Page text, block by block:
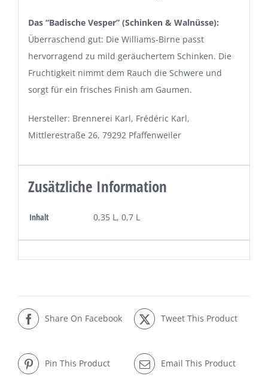
Das “Badische Vesper” (Schinken & Walnüsse):
Überraschend gut: Die Williams-Birne passt
hervorragend zu mild geräuchertem Schinken. Die
Fruchtigkeit nimmt dem Rauch die Schwere und
sorgt für ein frisches Finish am Gaumen.
Hersteller: Brennerei Karl, Frédéric Karl,
Mittlerestraße 26, 79292 Pfaffenweiler
Zusätzliche Information
Inhalt 0,35 L, 0,7 L
Share On Facebook Tweet This Product
Pin This Product Email This Product